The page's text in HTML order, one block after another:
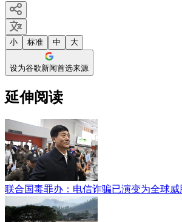
小 标准 中 大
设为谷歌新闻首选来源
延伸阅读
联合国毒罪办：电信诈骗已演变为全球威